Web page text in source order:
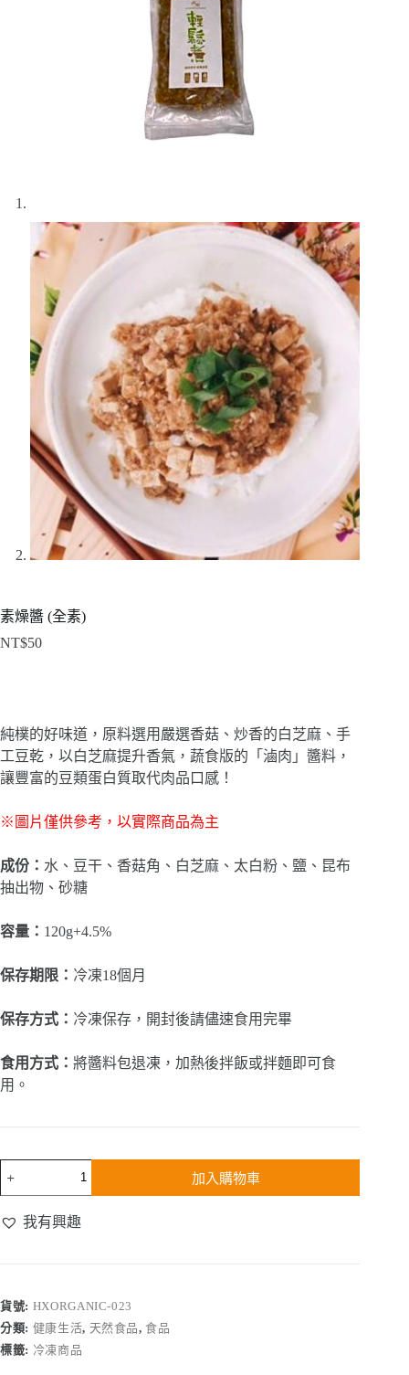
素燥醬 (全素)
NT$50
​​純樸的好味道，原料選用嚴選香菇、炒香的白芝麻、手
工豆乾，以白芝麻提升香氣，蔬食版的「滷肉」醬料，
讓豐富的豆類蛋白質取代肉品口感！
​※圖片僅供參考，以實際商品為主
​成份： 水、豆干、香菇角、白芝麻、太白粉、鹽、昆布
抽出物、砂糖
容量： 120g+4.5%
保存期限： 冷凍18個月
保存方式： 冷凍保存，開封後請儘速食用完畢
食用方式： 將醬料包退凍，加熱後拌飯或拌麵即可食
用。
(全
加入購物車
我有興趣
貨號: HXORGANIC-023
分類: 健康生活, 天然食品, 食品
標籤: 冷凍商品